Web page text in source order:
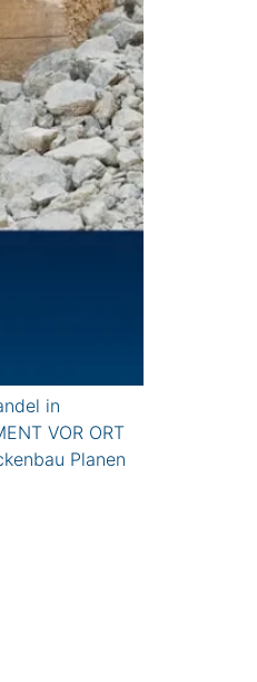
in
VOR ORT
Planen